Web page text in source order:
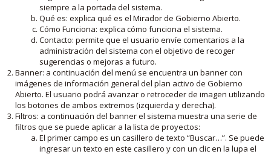
siempre a la portada del sistema.
Qué es: explica qué es el Mirador de Gobierno Abierto.
Cómo Funciona: explica cómo funciona el sistema.
Contacto: permite que el usuario envíe comentarios a la
administración del sistema con el objetivo de recoger
sugerencias o mejoras a futuro.
Banner: a continuación del menú se encuentra un banner con
imágenes de información general del plan activo de Gobierno
Abierto. El usuario podrá avanzar o retroceder de imagen utilizando
los botones de ambos extremos (izquierda y derecha).
Filtros: a continuación del banner el sistema muestra una serie de
filtros que se puede aplicar a la lista de proyectos:
El primer campo es un casillero de texto “Buscar…”. Se puede
ingresar un texto en este casillero y con un clic en la lupa el